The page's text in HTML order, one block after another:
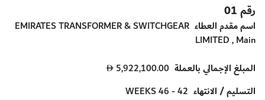
رقم 01
اسم مقدم العطاء EMIRATES TRANSFORMER & SWITCHGEAR
LIMITED , Main
المبلغ الإجمالي بالعملة
D 5,922,100.00
التسليم / الانتهاء 42 - 46 WEEKS